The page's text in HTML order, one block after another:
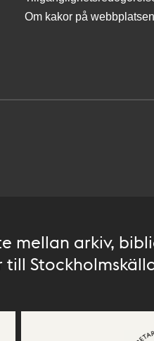
Om kakor på webbplatsen
mellan arkiv,